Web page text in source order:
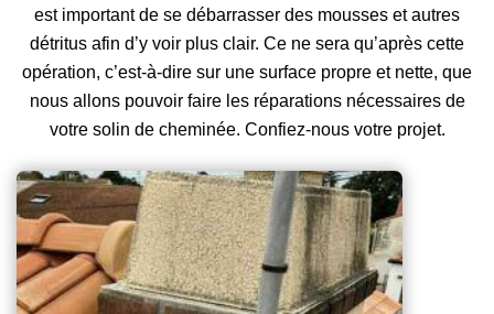
est important de se débarrasser des mousses et autres
détritus afin d’y voir plus clair. Ce ne sera qu’après cette
opération, c’est-à-dire sur une surface propre et nette, que
nous allons pouvoir faire les réparations nécessaires de
votre solin de cheminée. Confiez-nous votre projet.